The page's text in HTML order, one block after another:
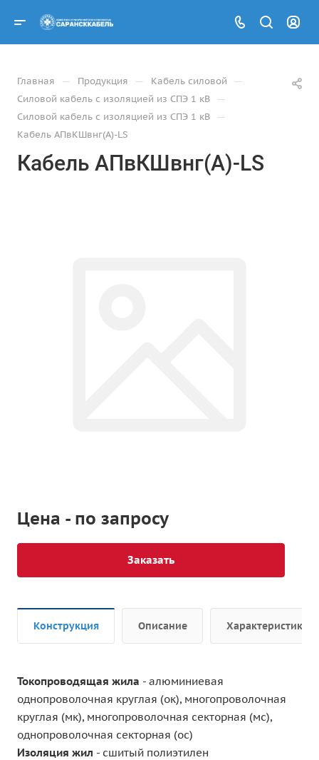
Главная — Продукция — Кабель силовой —
Силовой кабель с изоляцией из СПЭ 1 кВ —
Силовой кабель с изоляцией из СПЭ 1 кВ —
Кабель АПвКШвнг(А)-LS
Кабель АПвКШвнг(А)-LS
Цена - по запросу
Заказать
Конструкция Описание Характеристики
Токопроводящая жила - алюминиевая
однопроволочная круглая (ок), многопроволочная
круглая (мк), многопроволочная секторная (мс),
однопроволочная секторная (ос)
Изоляция жил - сшитый полиэтилен